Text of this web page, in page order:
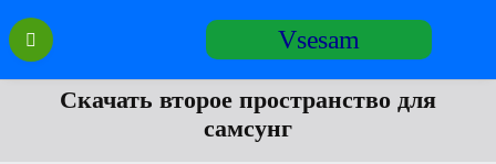
Перейти
содержанию
Vsesam
Скачать второе пространство для
самсунг